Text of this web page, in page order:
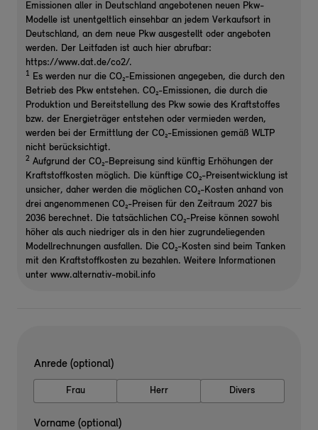
Emissionen aller in Deutschland angebotenen neuen Pkw-
Modelle ist unentgeltlich einsehbar an jedem Verkaufsort in
Deutschland, an dem neue Pkw ausgestellt oder angeboten
werden. Der Leitfaden ist auch hier abrufbar:
https://www.dat.de/co2/.
1 Es werden nur die CO₂-Emissionen angegeben, die durch den
Betrieb des Pkw entstehen. CO₂-Emissionen, die durch die
Produktion und Bereitstellung des Pkw sowie des Kraftstoffes
bzw. der Energieträger entstehen oder vermieden werden,
werden bei der Ermittlung der CO₂-Emissionen gemäß WLTP
nicht berücksichtigt.
2 Aufgrund der CO₂-Bepreisung sind künftig Erhöhungen der
Kraftstoffkosten möglich. Die künftige CO₂-Preisentwicklung ist
unsicher, daher werden die möglichen CO₂-Kosten anhand von
drei angenommenen CO₂-Preisen für den Zeitraum 2027 bis
2036 berechnet. Die tatsächlichen CO₂-Preise können sowohl
höher als auch niedriger als in den hier zugrundeliegenden
Modellrechnungen ausfallen. Die CO₂-Kosten sind beim Tanken
mit den Kraftstoffkosten zu bezahlen. Weitere Informationen
unter www.alternativ-mobil.info
Anrede (optional)
Frau Herr Divers
Vorname (optional)